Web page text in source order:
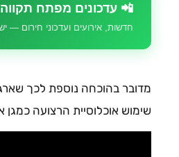
📲 עדכונים מפתח
חדשות, אירועים ועדכוני חירום —
מדובר בהוכחה נוספת לכך
שימוש אוכלוסיית הרצועה כמגן